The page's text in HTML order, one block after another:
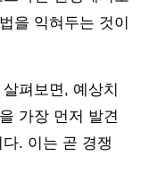
을 익혀두는 것이
펴보면, 예상치
가장 먼저 발견
. 이는 곧 경쟁